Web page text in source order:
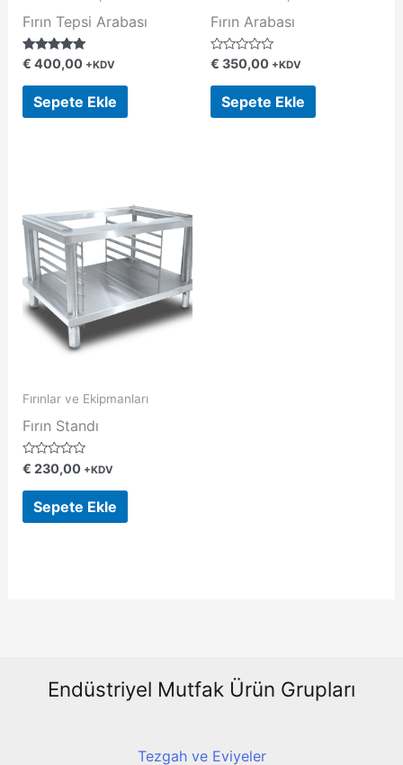
Fırın Tepsi Arabası
5 üzerinden
oy aldı
€ 400,00 +KDV
Sepete Ekle
Fırın Arabası
5
üzerinden
0
oy
aldı
€ 350,00 +KDV
Sepete Ekle
Fırınlar ve Ekipmanları
Fırın Standı
5
üzerinden
0
oy
aldı
€ 230,00 +KDV
Sepete Ekle
Endüstriyel Mutfak Ürün Grupları
Tezgah ve Eviyeler